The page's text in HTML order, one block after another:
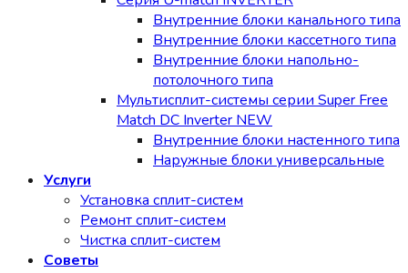
Внутренние блоки канального типа
Внутренние блоки кассетного типа
Внутренние блоки напольно-
потолочного типа
Мультисплит-системы серии Super Free
Match DC Inverter NEW
Внутренние блоки настенного типа
Наружные блоки универсальные
Услуги
Установка сплит-систем
Ремонт сплит-систем
Чистка сплит-систем
Советы